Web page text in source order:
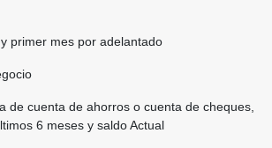
primer mes por adelantado
de cuenta de ahorros o cuenta de cheques,
6 meses y saldo Actual